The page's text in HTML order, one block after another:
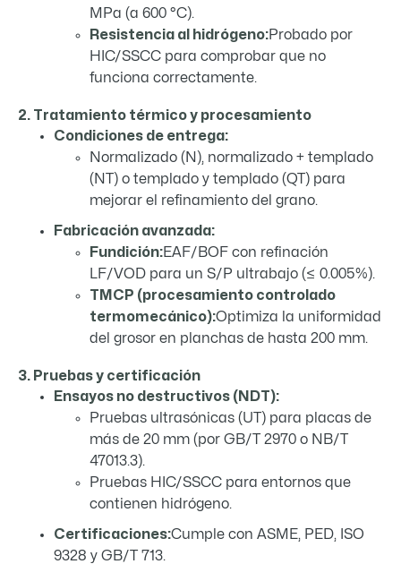
MPa (a 600 °C).
Resistencia al hidrógeno:Probado por
HIC/SSCC para comprobar que no
funciona correctamente.
2. Tratamiento térmico y procesamiento
Condiciones de entrega:
Normalizado (N), normalizado + templado
(NT) o templado y templado (QT) para
mejorar el refinamiento del grano.
Fabricación avanzada:
Fundición:EAF/BOF con refinación
LF/VOD para un S/P ultrabajo (≤ 0.005%).
TMCP (procesamiento controlado
termomecánico):Optimiza la uniformidad
del grosor en planchas de hasta 200 mm.
3. Pruebas y certificación
Ensayos no destructivos (NDT):
Pruebas ultrasónicas (UT) para placas de
más de 20 mm (por GB/T 2970 o NB/T
47013.3).
Pruebas HIC/SSCC para entornos que
contienen hidrógeno.
Certificaciones:Cumple con ASME, PED, ISO
9328 y GB/T 713.